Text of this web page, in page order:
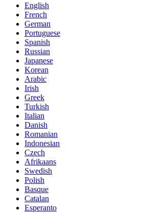
English
French
German
Portuguese
Spanish
Russian
Japanese
Korean
Arabic
Irish
Greek
Turkish
Italian
Danish
Romanian
Indonesian
Czech
Afrikaans
Swedish
Polish
Basque
Catalan
Esperanto